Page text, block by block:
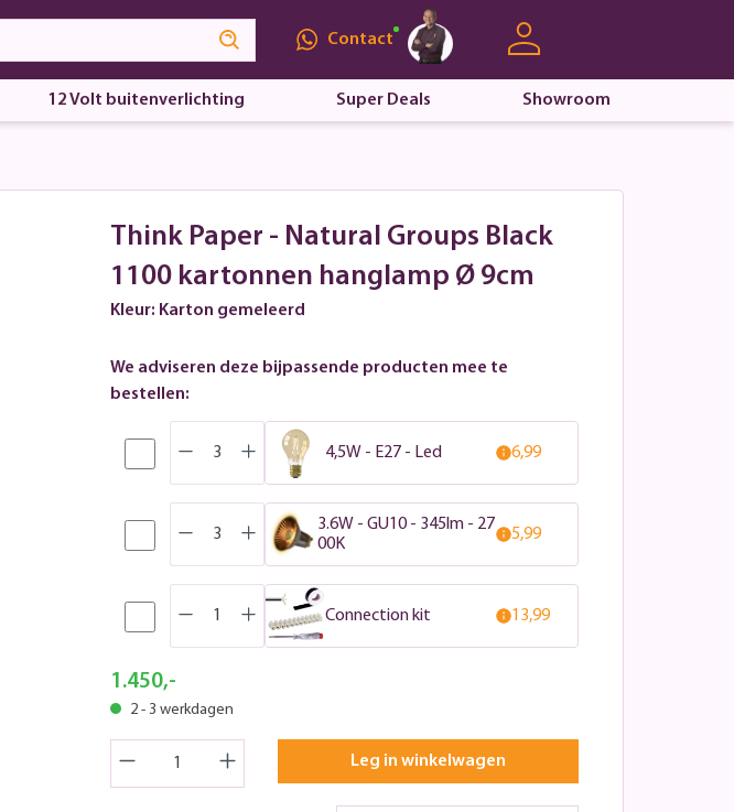
Contact
12 Volt buitenverlichting Super Deals Showroom
Think Paper - Natural Groups Black
1100 kartonnen hanglamp Ø 9cm
Kleur: Karton gemeleerd
We adviseren deze bijpassende producten mee te
bestellen:
4,5W - E27 - Led 6,99
3.6W - GU10 - 345lm - 27
00K
5,99
Connection kit 13,99
1.450,-
2 - 3 werkdagen
Leg in winkelwagen